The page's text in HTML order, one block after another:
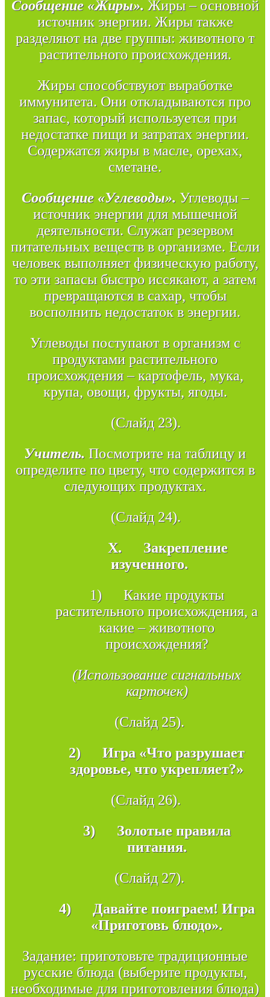
Сообщение «Жиры». Жиры – основной
источник энергии. Жиры также
разделяют на две группы: животного т
растительного происхождения.
Жиры способствуют выработке
иммунитета. Они откладываются про
запас, который используется при
недостатке пищи и затратах энергии.
Содержатся жиры в масле, орехах,
сметане.
Сообщение «Углеводы». Углеводы –
источник энергии для мышечной
деятельности. Служат резервом
питательных веществ в организме. Если
человек выполняет физическую работу,
то эти запасы быстро иссякают, а затем
превращаются в сахар, чтобы
восполнить недостаток в энергии.
Углеводы поступают в организм с
продуктами растительного
происхождения – картофель, мука,
крупа, овощи, фрукты, ягоды.
(Слайд 23).
Учитель. Посмотрите на таблицу и
определите по цвету, что содержится в
следующих продуктах.
(Слайд 24).
X. Закрепление
изученного.
1) Какие продукты
растительного происхождения, а
какие – животного
происхождения?
(Использование сигнальных
карточек)
(Слайд 25).
2) Игра «Что разрушает
здоровье, что укрепляет?»
(Слайд 26).
3) Золотые правила
питания.
(Слайд 27).
4) Давайте поиграем! Игра
«Приготовь блюдо».
Задание: приготовьте традиционные
русские блюда (выберите продукты,
необходимые для приготовления блюда)